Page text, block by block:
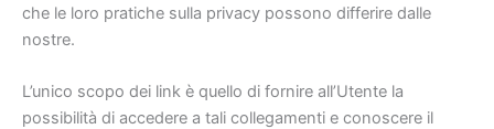
che le loro pratiche sulla privacy possono differire dalle
nostre.
L’unico scopo dei link è quello di fornire all’Utente la
possibilità di accedere a tali collegamenti e conoscere il